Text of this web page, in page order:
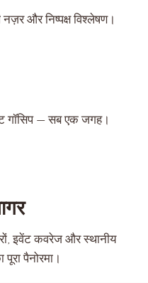
और निष्पक्ष विश्लेषण।
गॉसिप — सब एक जगह।
इवेंट कवरेज और स्थानीय
पूरा पैनोरमा।